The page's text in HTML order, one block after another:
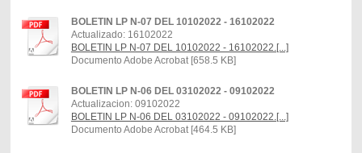
BOLETIN LP N-07 DEL 10102022 - 16102022
Actualizado: 16102022
BOLETIN LP N-07 DEL 10102022 - 16102022.[...]
Documento Adobe Acrobat [658.5 KB]
BOLETIN LP N-06 DEL 03102022 - 09102022
Actualizacion: 09102022
BOLETIN LP N-06 DEL 03102022 - 09102022.[...]
Documento Adobe Acrobat [464.5 KB]